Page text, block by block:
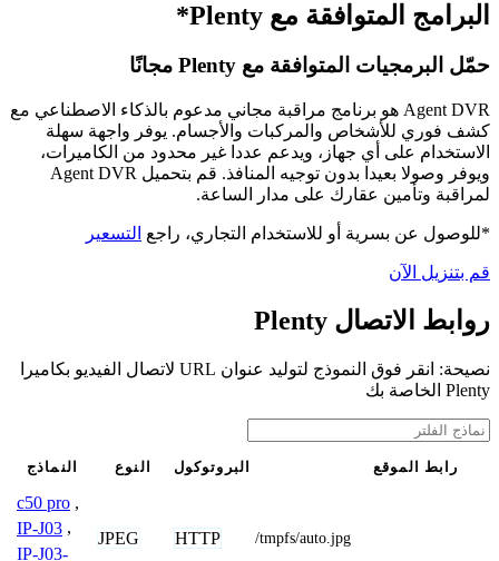
البرامج المتوافقة مع Plenty*
حمّل البرمجيات المتوافقة مع Plenty مجانًا
Agent DVR هو برنامج مراقبة مجاني مدعوم بالذكاء الاصطناعي مع
كشف فوري للأشخاص والمركبات والأجسام. يوفر واجهة سهلة
الاستخدام على أي جهاز، ويدعم عددا غير محدود من الكاميرات،
ويوفر وصولا بعيدا بدون توجيه المنافذ. قم بتحميل Agent DVR
لمراقبة وتأمين عقارك على مدار الساعة.
*للوصول عن بسرية أو للاستخدام التجاري، راجع التسعير
قم بتنزيل الآن
روابط الاتصال Plenty
نصيحة: انقر فوق النموذج لتوليد عنوان URL لاتصال الفيديو بكاميرا
Plenty الخاصة بك
النماذج النوع البروتوكول رابط الموقع
c50 pro ,
IP-J03 ,
IP-J03-
JPEG HTTP /tmpfs/auto.jpg